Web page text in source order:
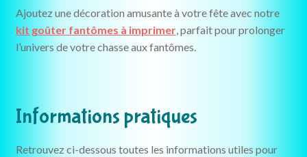
Ajoutez une décoration amusante à votre fête avec notre
kit goûter fantômes à imprimer, parfait pour prolonger
l’univers de votre chasse aux fantômes.
Informations pratiques
Retrouvez ci-dessous toutes les informations utiles pour